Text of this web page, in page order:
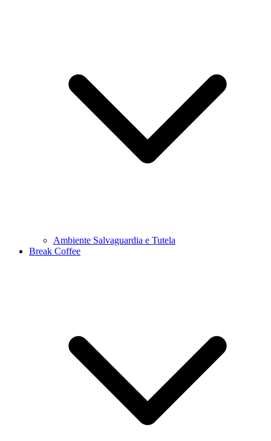
Ambiente Salvaguardia e Tutela
Break Coffee